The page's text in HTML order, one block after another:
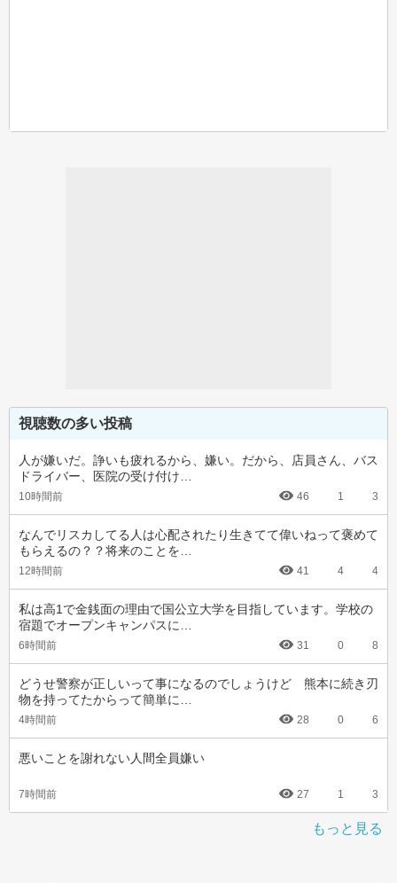
視聴数の多い投稿
人が嫌いだ。諍いも疲れるから、嫌い。だから、店員さん、バス
ドライバー、医院の受け付け…
10時間前 46 1 3
なんでリスカしてる人は心配されたり生きてて偉いねって褒めて
もらえるの？？将来のことを…
12時間前 41 4 4
私は高1で金銭面の理由で国公立大学を目指しています。学校の
宿題でオープンキャンパスに…
6時間前 31 0 8
どうせ警察が正しいって事になるのでしょうけど　熊本に続き刃
物を持ってたからって簡単に…
4時間前 28 0 6
悪いことを謝れない人間全員嫌い
7時間前 27 1 3
もっと見る